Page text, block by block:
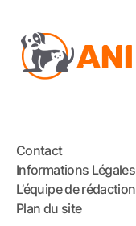
Contact
Informations Légales
L’équipe de rédaction
Plan du site